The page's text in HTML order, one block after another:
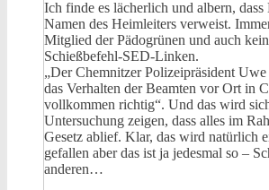
Ich finde es lächerlich und albern,
Namen des Heimleiters verweist.
Mitglied der Pädogrünen und auch
Schießbefehl-SED-Linken.
„Der Chemnitzer Polizeipräsident
das Verhalten der Beamten vor Ort in
vollkommen richtig“. Und das wird
Untersuchung zeigen, dass alles im
Gesetz ablief. Klar, das wird natürlich
gefallen aber das ist ja jedesmal so –
anderen…